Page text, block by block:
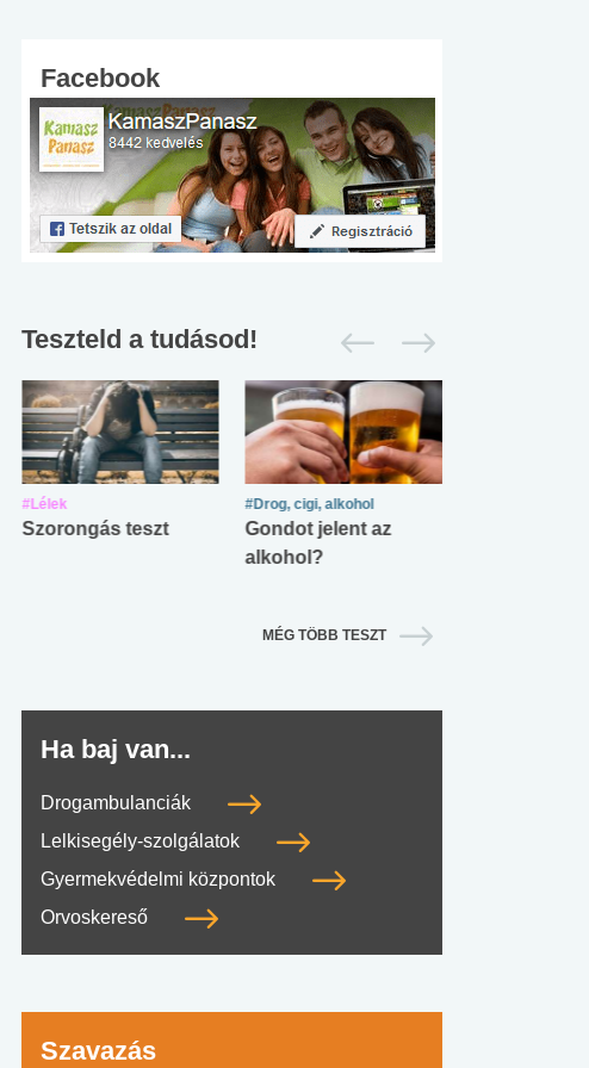
Facebook
Teszteld a tudásod!
#Lélek
Szorongás teszt
#Drog, cigi, alkohol
Gondot jelent az
alkohol?
MÉG TÖBB TESZT
Ha baj van...
Drogambulanciák
Lelkisegély-szolgálatok
Gyermekvédelmi központok
Orvoskereső
Szavazás